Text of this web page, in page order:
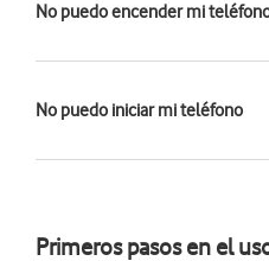
No puedo encender mi
No puedo iniciar mi teléfono
Primeros pasos en el